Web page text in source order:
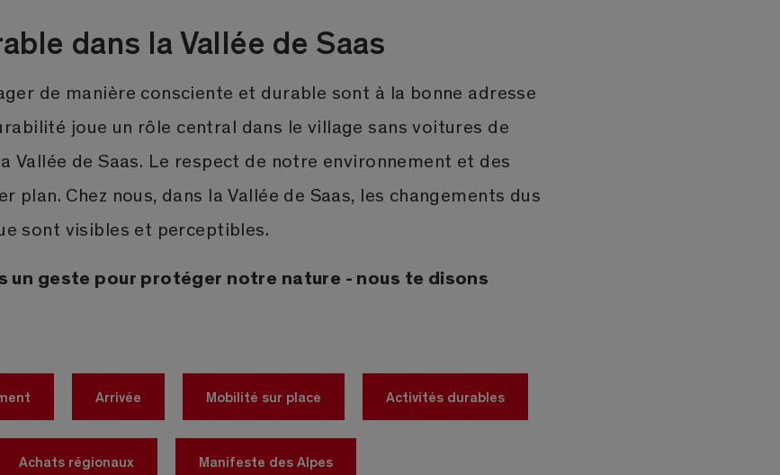
dans la Vallée de Saas
de manière consciente et durable sont à la bonne adresse
joue un rôle central dans le village sans voitures de
Vallée de Saas. Le respect de notre environnement et des
plan. Chez nous, dans la Vallée de Saas, les changements dus
sont visibles et perceptibles.
un geste pour protéger notre nature - nous te disons
Arrivée Mobilité sur place Activités durables
Achats régionaux Manifeste des Alpes